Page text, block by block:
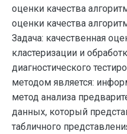
оценки качества
оценки качества
Задача: качественная
кластеризации и
диагностического
методом является:
метод анализа
данных, который
табличного